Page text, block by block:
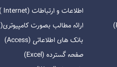
اطلاعات و ارتباطات (Internet )
ارائه مطالب بصورت کامپیوتری(Power point)
بانک های اطلاعاتی (Access)
صفحه گسترده (Excel)